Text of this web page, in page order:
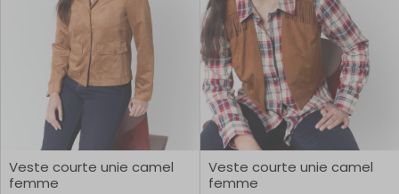
Veste courte unie camel
femme
Veste courte unie camel
femme